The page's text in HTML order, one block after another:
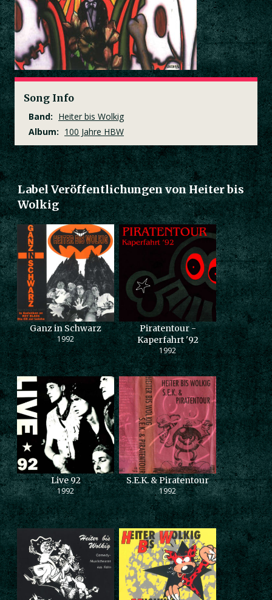
Song Info
Band: Heiter bis Wolkig
Album: 100 Jahre HBW
Label Veröffentlichungen von Heiter bis
Wolkig
Ganz in Schwarz
1992
Piratentour -
Kaperfahrt '92
1992
Live 92
1992
S.E.K. & Piratentour
1992